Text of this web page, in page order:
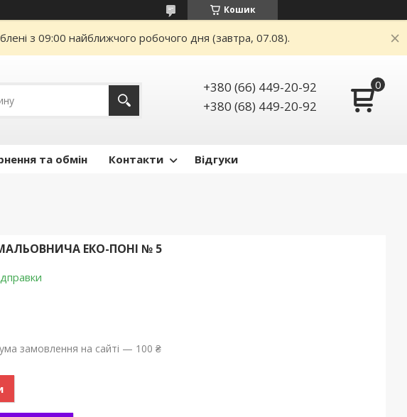
Кошик
з 09:00 найближчого робочого дня (завтра, 07.08).
+380 (66) 449-20-92
+380 (68) 449-20-92
та обмін Контакти Відгуки
ЕКО-ПОНІ № 5
замовлення на сайті — 100 ₴